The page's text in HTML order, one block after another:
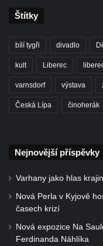
Štítky
bílí tygři divadlo
kult Liberec
varnsdorf výstava
Česká Lípa činoherák
Nejnovější příspěvky
Varhany jako hlas
Nová Perla v Kyjově
časech krizí
Nová expozice Na
Ferdinanda Náhlíka